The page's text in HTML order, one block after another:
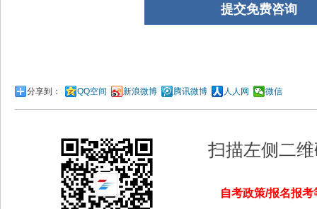
分享到： QQ空间 新浪微博 腾讯微博 人人网 微信
扫描左侧二
自考政策/报名报